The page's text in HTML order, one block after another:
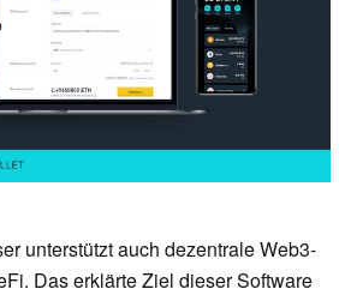
unterstützt auch dezentrale Web3-
Das erklärte Ziel dieser Software